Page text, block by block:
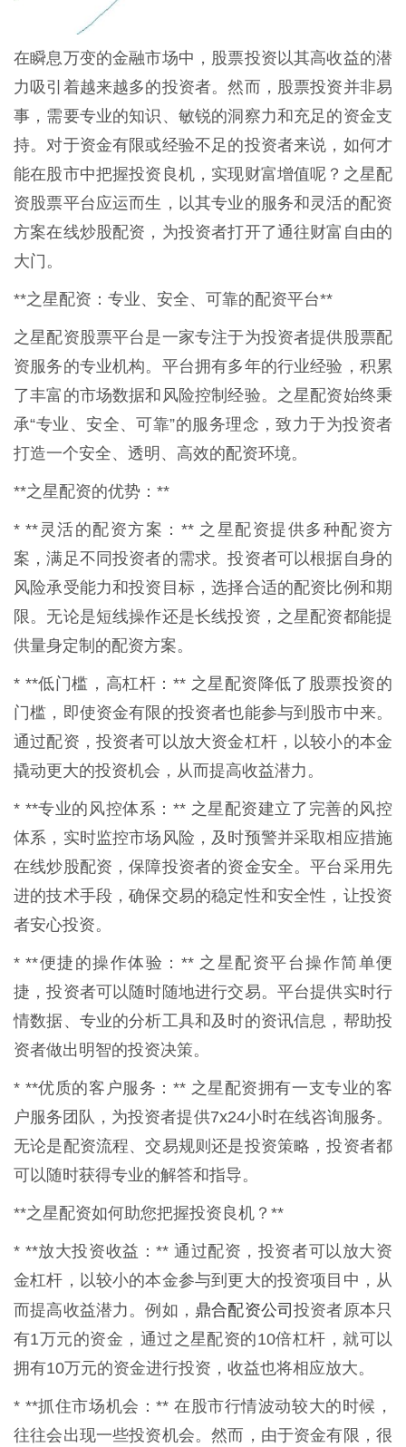
在瞬息万变的金融市场中，股票投资以其高收益的潜
力吸引着越来越多的投资者。然而，股票投资并非易
事，需要专业的知识、敏锐的洞察力和充足的资金支
持。对于资金有限或经验不足的投资者来说，如何才
能在股市中把握投资良机，实现财富增值呢？之星配
资股票平台应运而生，以其专业的服务和灵活的配资
方案在线炒股配资，为投资者打开了通往财富自由的
大门。
**之星配资：专业、安全、可靠的配资平台**
之星配资股票平台是一家专注于为投资者提供股票配
资服务的专业机构。平台拥有多年的行业经验，积累
了丰富的市场数据和风险控制经验。之星配资始终秉
承“专业、安全、可靠”的服务理念，致力于为投资者
打造一个安全、透明、高效的配资环境。
**之星配资的优势：**
* **灵活的配资方案：** 之星配资提供多种配资方
案，满足不同投资者的需求。投资者可以根据自身的
风险承受能力和投资目标，选择合适的配资比例和期
限。无论是短线操作还是长线投资，之星配资都能提
供量身定制的配资方案。
* **低门槛，高杠杆：** 之星配资降低了股票投资的
门槛，即使资金有限的投资者也能参与到股市中来。
通过配资，投资者可以放大资金杠杆，以较小的本金
撬动更大的投资机会，从而提高收益潜力。
* **专业的风控体系：** 之星配资建立了完善的风控
体系，实时监控市场风险，及时预警并采取相应措施
在线炒股配资，保障投资者的资金安全。平台采用先
进的技术手段，确保交易的稳定性和安全性，让投资
者安心投资。
* **便捷的操作体验：** 之星配资平台操作简单便
捷，投资者可以随时随地进行交易。平台提供实时行
情数据、专业的分析工具和及时的资讯信息，帮助投
资者做出明智的投资决策。
* **优质的客户服务：** 之星配资拥有一支专业的客
户服务团队，为投资者提供7x24小时在线咨询服务。
无论是配资流程、交易规则还是投资策略，投资者都
可以随时获得专业的解答和指导。
**之星配资如何助您把握投资良机？**
* **放大投资收益：** 通过配资，投资者可以放大资
金杠杆，以较小的本金参与到更大的投资项目中，从
而提高收益潜力。例如， 鼎合配资公司投资者原本只
有1万元的资金，通过之星配资的10倍杠杆，就可以
拥有10万元的资金进行投资，收益也将相应放大。
* **抓住市场机会：** 在股市行情波动较大的时候，
往往会出现一些投资机会。然而，由于资金有限，很